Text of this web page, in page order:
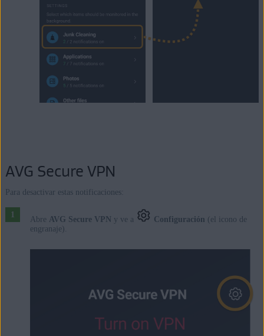
AVG Secure VPN
Para desactivar estas notificaciones:
Abre AVG Secure VPN y ve a Configuración (el icono de
engranaje).